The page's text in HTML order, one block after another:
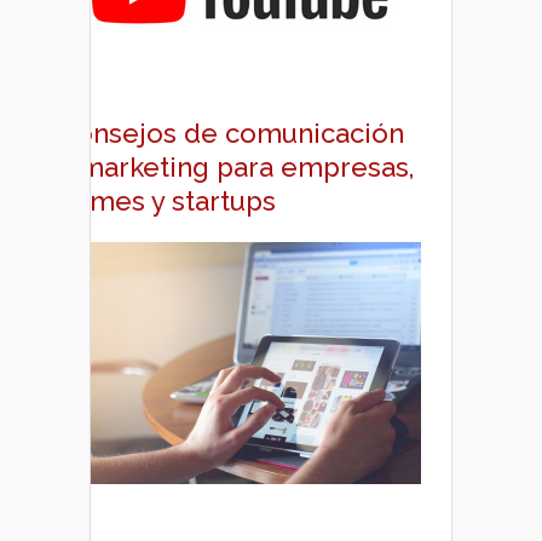
Consejos de comunicación
y marketing para empresas,
pymes y startups